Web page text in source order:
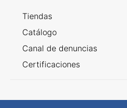
Tiendas
Catálogo
Canal de denuncias
Certificaciones